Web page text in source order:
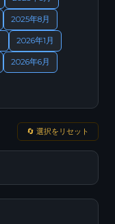
2025年8月
2026年1月
2026年6月
🔄 選択をリセット